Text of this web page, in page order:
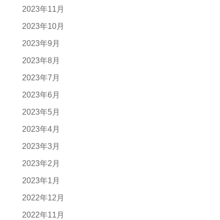
2023年11月
2023年10月
2023年9月
2023年8月
2023年7月
2023年6月
2023年5月
2023年4月
2023年3月
2023年2月
2023年1月
2022年12月
2022年11月